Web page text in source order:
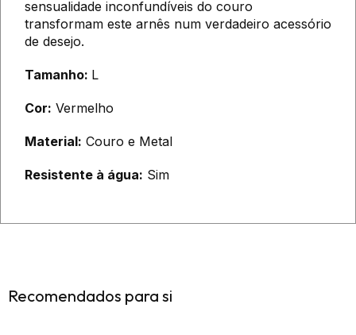
sensualidade inconfundíveis do couro
transformam este arnês num verdadeiro acessório
de desejo.
Tamanho: L
Cor: Vermelho
Material: Couro e Metal
Resistente à água: Sim
Recomendados para si